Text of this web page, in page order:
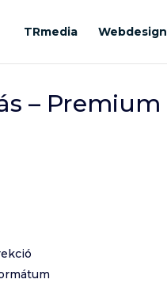
TRmedia Webdesign
– Premium